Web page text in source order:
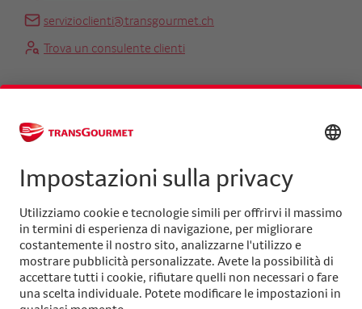
servizioclienti@transgourmet.ch
Trova un consulente clienti
Centrale
info@transgourmet.ch
Select
your
language
Seguiteci su